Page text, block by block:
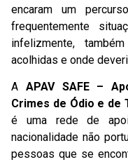
encaram um
frequentemente
infelizmente,
acolhidas e onde
A APAV SAFE –
Crimes de Ódio e de
é uma rede de
nacionalidade não
pessoas que se